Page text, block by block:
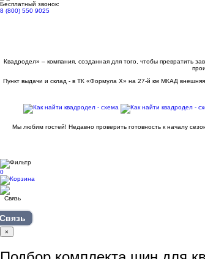
Бесплатный звонок:
8 (800) 550 9025
Квадродел» – компания, созданная для того, чтобы превратить
Пункт выдачи и склад - в ТК «Формула X» на 27-й км МКАД
Мы любим гостей! Недавно проверить готовность к началу
0
×